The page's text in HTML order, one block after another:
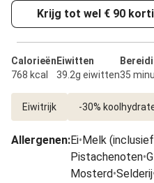
Krijg tot wel € 90
Calorieën
768 kcal
Eiwitten
39.2g eiwitten35
Eiwitrijk -30%
Allergenen:Ei•Melk
Pistachenoten•
Mosterd•Selderij